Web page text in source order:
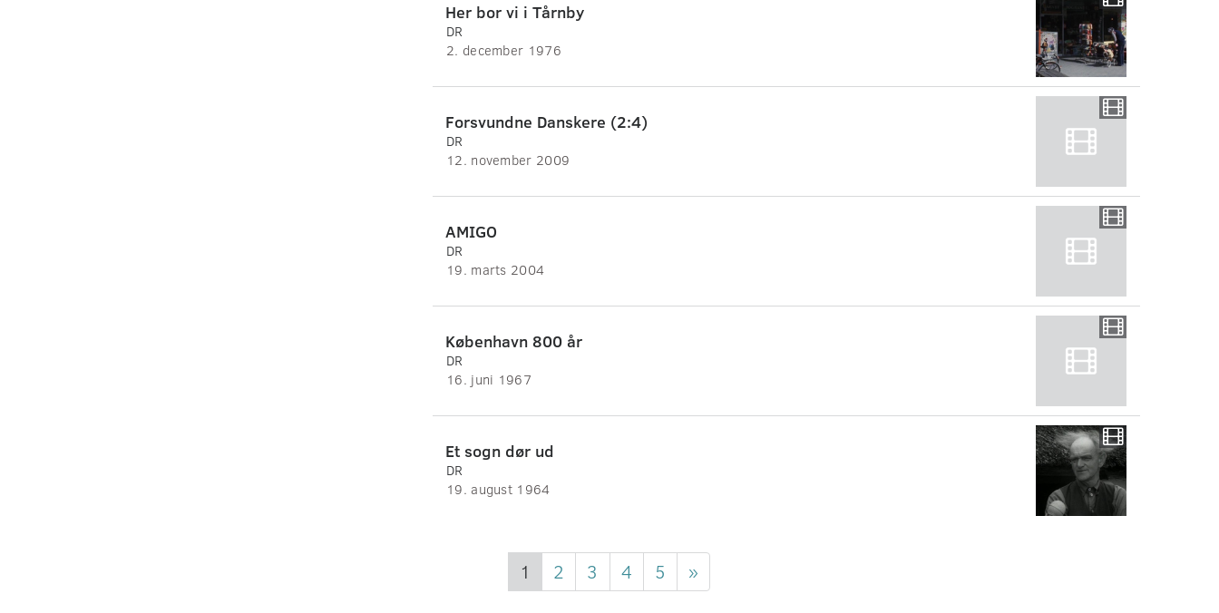
Her bor vi i Tårnby
DR
2. december 1976
Forsvundne Danskere (2:4)
DR
12. november 2009
AMIGO
DR
19. marts 2004
København 800 år
DR
16. juni 1967
Et sogn dør ud
DR
19. august 1964
1 2 3 4 5 »